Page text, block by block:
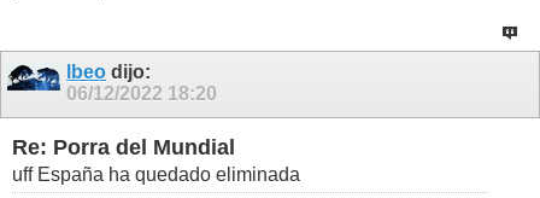
lbeo dijo:
06/12/2022 18:20
Re: Porra del Mundial
uff España ha quedado eliminada